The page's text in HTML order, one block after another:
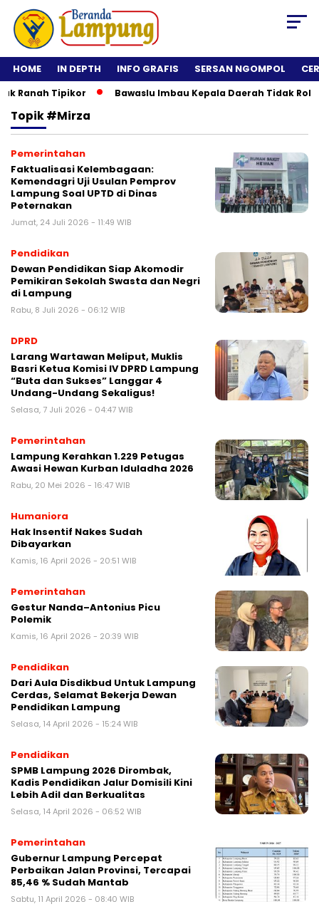
HOME IN DEPTH INFO GRAFIS SERSAN NGOMPOL
Tipikor Bawaslu Imbau Kepala Daerah Tidak Rolling
Topik#Mirza
Pemerintahan
Faktualisasi Kelembagaan:
Kemendagri Uji Usulan Pemprov
Lampung Soal UPTD di Dinas
Peternakan
Jumat, 24 Juli 2026 - 11:49 WIB
Pendidikan
Dewan Pendidikan Siap Akomodir
Pemikiran Sekolah Swasta dan Negri
di Lampung
Rabu, 8 Juli 2026 - 06:12 WIB
DPRD
Larang Wartawan Meliput, Muklis
Basri Ketua Komisi IV DPRD Lampung
“Buta dan Sukses” Langgar 4
Undang-Undang Sekaligus!
Selasa, 7 Juli 2026 - 04:47 WIB
Pemerintahan
Lampung Kerahkan 1.229 Petugas
Awasi Hewan Kurban Iduladha 2026
Rabu, 20 Mei 2026 - 16:47 WIB
Humaniora
Hak Insentif Nakes Sudah
Dibayarkan
Kamis, 16 April 2026 - 20:51 WIB
Pemerintahan
Gestur Nanda–Antonius Picu
Polemik
Kamis, 16 April 2026 - 20:39 WIB
Pendidikan
Dari Aula Disdikbud Untuk Lampung
Cerdas, Selamat Bekerja Dewan
Pendidikan Lampung
Selasa, 14 April 2026 - 15:24 WIB
Pendidikan
SPMB Lampung 2026 Dirombak,
Kadis Pendidikan Jalur Domisili Kini
Lebih Adil dan Berkualitas
Selasa, 14 April 2026 - 06:52 WIB
Pemerintahan
Gubernur Lampung Percepat
Perbaikan Jalan Provinsi, Tercapai
85,46 % Sudah Mantab
Sabtu, 11 April 2026 - 08:40 WIB